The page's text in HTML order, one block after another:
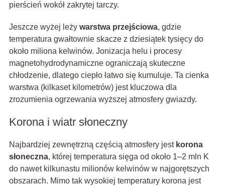
pierścień wokół zakrytej tarczy.
Jeszcze wyżej leży warstwa przejściowa, gdzie
temperatura gwałtownie skacze z dziesiątek tysięcy do
około miliona kelwinów. Jonizacja helu i procesy
magnetohydrodynamiczne ograniczają skuteczne
chłodzenie, dlatego ciepło łatwo się kumuluje. Ta cienka
warstwa (kilkaset kilometrów) jest kluczowa dla
zrozumienia ogrzewania wyższej atmosfery gwiazdy.
Korona i wiatr słoneczny
Najbardziej zewnętrzną częścią atmosfery jest korona
słoneczna, której temperatura sięga od około 1–2 mln K
do nawet kilkunastu milionów kelwinów w najgorętszych
obszarach. Mimo tak wysokiej temperatury korona jest